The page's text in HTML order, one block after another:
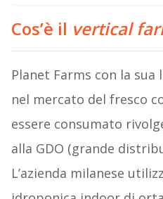
Cos’è il vertical
Planet Farms con la
nel mercato del fresco
essere consumato
alla GDO (grande
L’azienda milanese